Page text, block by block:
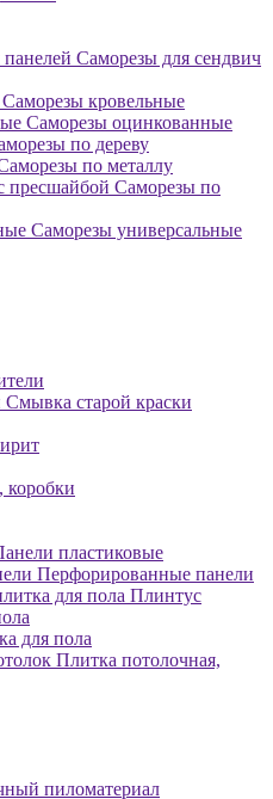
Саморезы для сендвич
Саморезы кровельные
Саморезы оцинкованные
по дереву
по металлу
Саморезы по
Саморезы универсальные
Смывка старой краски
коробки
пластиковые
Перфорированные панели
Плинтус
для пола
Плитка потолочная,